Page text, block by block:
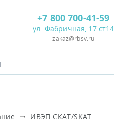
+7 800 700-41-59
ул. Фабричная, 17 ст14
zakaz@rbsv.ru
ИВЭП СКАТ/SKAT